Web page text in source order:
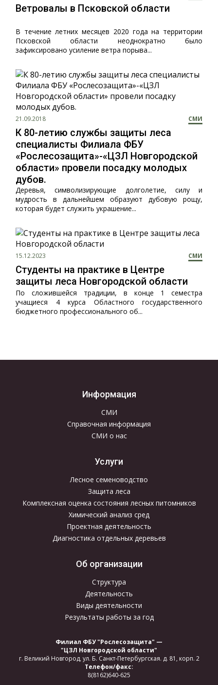
Ветровалы в Псковской области
В течение летних месяцев 2020 года на территории
Псковской области неоднократно было
зафиксировано усиление ветра порыва...
21.09.2018 СМИ
К 80-летию службы защиты леса
специалисты Филиала ФБУ
«Рослесозащита»-«ЦЗЛ Новгородской
области» провели посадку молодых
дубов.
Деревья, символизирующие долголетие, силу и
мудрость в дальнейшем образуют дубовую рощу,
которая будет служить украшение...
15.12.2023 СМИ
Студенты на практике в Центре
защиты леса Новгородской области
По сложившейся традиции, в конце 1 семестра
учащиеся 4 курса Областного государственного
бюджетного профессионального об...
Информация
СМИ
Справочная информация
СМИ о нас
Услуги
Лесное семеноводство
Защита леса
Комплексная оценка состояния лесных питомников
Химический анализ сред
Проектная деятельность
Диагностика отдельных деревьев
Об организации
Структура
Деятельность
Виды деятельности
Результаты работы за год
Филиал ФБУ "Рослесозащита" —
"ЦЗЛ Новгородской области"
г. Великий Новгород, ул. Б. Санкт-Петербургская. д. 81, корп. 2
Телефон/факс:
8(8162)640-625